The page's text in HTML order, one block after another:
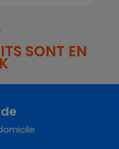
SONT EN